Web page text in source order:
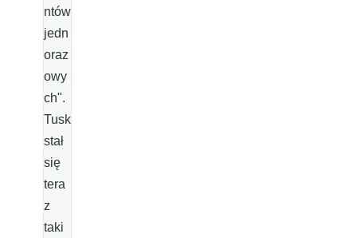
ntów
jedn
oraz
owy
ch".
Tusk
stał
się
tera
z
taki